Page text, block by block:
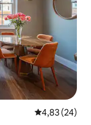
4,83 av 5 i
4,83 (24)